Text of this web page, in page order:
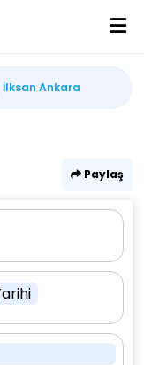
İlksan Ankara
Paylaş